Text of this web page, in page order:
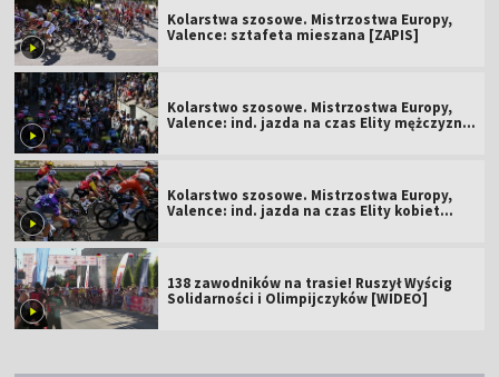
Kolarstwa szosowe. Mistrzostwa Europy,
Valence: sztafeta mieszana [ZAPIS]
Kolarstwo szosowe. Mistrzostwa Europy,
Valence: ind. jazda na czas Elity mężczyzn
Kolarstwo szosowe. Mistrzostwa Europy,
Valence: ind. jazda na czas Elity kobiet
138 zawodników na trasie! Ruszył Wyścig
Solidarności i Olimpijczyków [WIDEO]